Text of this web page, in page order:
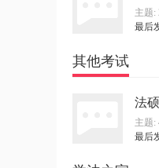
主题:
最后
其他考试
法
主题:
最后